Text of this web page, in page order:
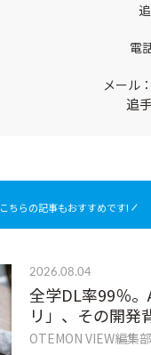
電
メール：
追
こちらの記事もおすすめです!
2026.08.04
全学DL率99％
リ」、その開発
OTEMON VIEW編集部